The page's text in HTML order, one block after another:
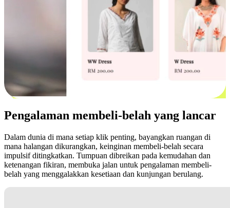
Pengalaman membeli-belah yang lancar
Dalam dunia di mana setiap klik penting, bayangkan ruangan di
mana halangan dikurangkan, keinginan membeli-belah secara
impulsif ditingkatkan. Tumpuan dibreikan pada kemudahan dan
ketenangan fikiran, membuka jalan untuk pengalaman membeli-
belah yang menggalakkan kesetiaan dan kunjungan berulang.